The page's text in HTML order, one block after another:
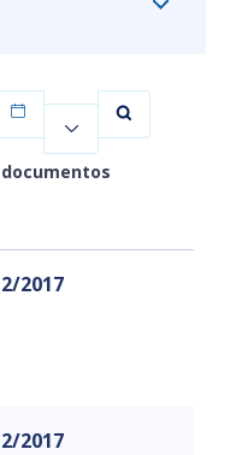
documentos
Filtrar por data
2017
2017